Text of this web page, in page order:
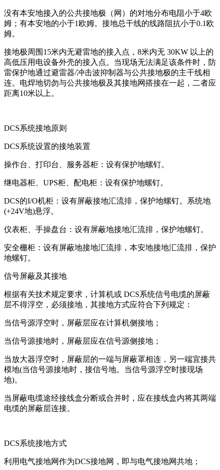
没有本安地接入的公共接地极（网）的对地分布电阻小于4欧
姆；有本安地的小于1欧姆。接地总干线的线路阻抗小于0.1欧
姆。
接地极周围15米内无避雷地的接入点，8米内无 30KW 以上的
高低压用电设备外壳的接入点。当现场无法满足该条件时，防
雷保护地通过避雷器/冲击波抑制器与公共接地极的主干线相
连。电焊地切勿与公共接地极及其接地网搭接在一起，二者应
距离10米以上。
DCS系统接地原则
DCS系统设置的接地装置
操作台、打印台、服务器柜：设有保护地螺钉。
继电器柜、UPS柜、配电柜：设有保护地螺钉。
DCS的I/O机柜：设有屏蔽接地汇流排，保护地螺钉。系统地
(+24V地)悬浮。
仪表柜、手操盘台：设有屏蔽地接地汇流排，保护地螺钉。
安全栅柜：设有屏蔽地接地汇流排，本安地接地汇流排，保护
地螺钉。
信号屏蔽及其接地
根据有关技术规定要求，计算机或 DCS系统信号电缆的屏蔽
层不得浮空，必须接地，其接地方式应符合下列规定：
当信号源浮空时，屏蔽层应在计算机侧接地；
当信号源接地时，屏蔽层应在信号源侧接地；
当放大器浮空时，屏蔽层的一端与屏蔽罩相连，另一端宜接共
模地(当信号源接地时，接信号地。当信号源浮空时接现场
地)。
当屏蔽电缆途经接线盒分断或合并时，应在接线盒内将其两端
电缆的屏蔽层连接。
DCS系统接地方式
利用电气接地网作为DCS接地网，即与电气接地网共地；